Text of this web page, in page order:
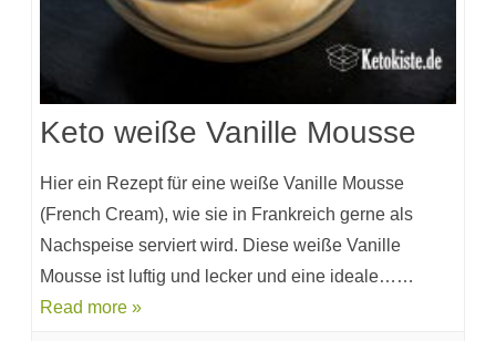
Keto weiße Vanille Mousse
Hier ein Rezept für eine weiße Vanille Mousse
(French Cream), wie sie in Frankreich gerne als
Nachspeise serviert wird. Diese weiße Vanille
Mousse ist luftig und lecker und eine ideale……
Read more »